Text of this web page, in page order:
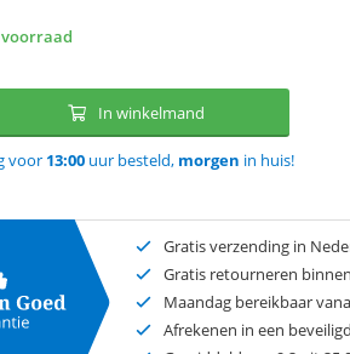
voorraad
In winkelmand
voor 13:00 uur besteld, morgen in huis!
Gratis verzending in
Gratis retourneren
Maandag bereikbaar
Afrekenen in een